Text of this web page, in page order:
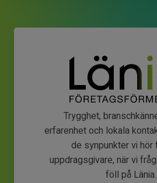
Trygghet,
erfarenhet och lokala
de synpunkter vi hör
uppdragsgivare, när vi
föll på Länia.